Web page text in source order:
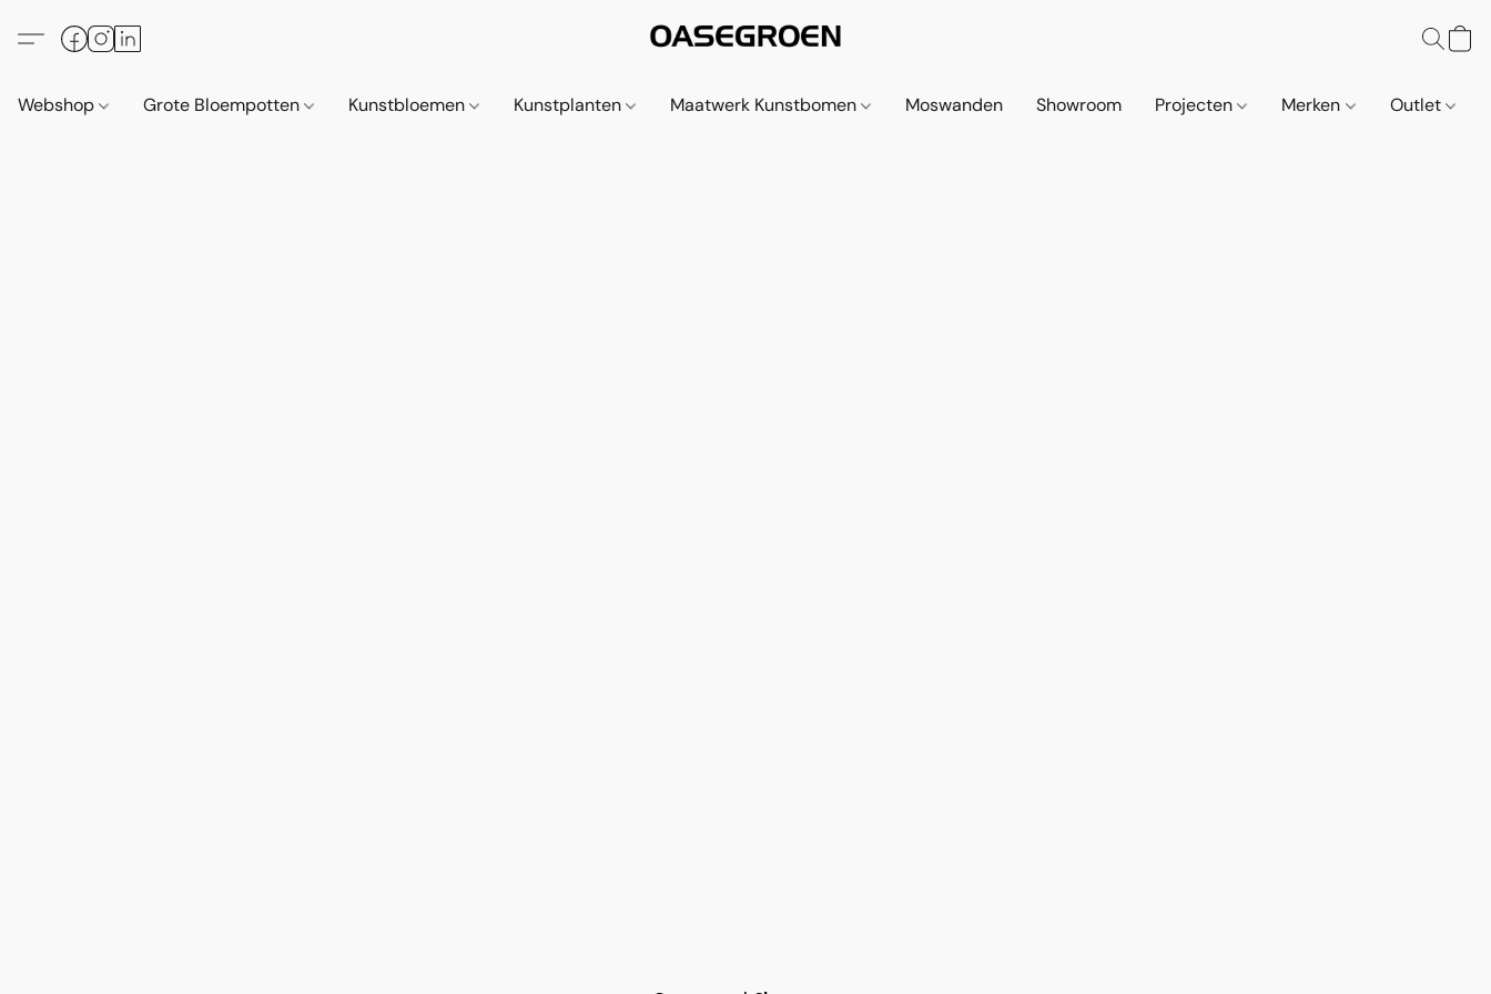
Webshop Grote Bloempotten Kunstbloemen Kunstplanten Maatwerk Kunstbomen Moswanden Showroom Projecten Merken Outlet